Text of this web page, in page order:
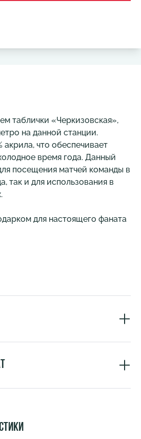
таблички «Черкизовская»,
на данной станции.
акрила, что обеспечивает
время года. Данный
посещения матчей команды в
так и для использования в
для настоящего фаната